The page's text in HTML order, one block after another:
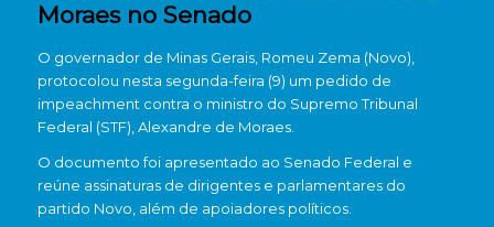
Moraes no Senado
O governador de Minas Gerais, Romeu Zema (Novo),
protocolou nesta segunda-feira (9) um pedido de
impeachment contra o ministro do Supremo Tribunal
Federal (STF), Alexandre de Moraes.
O documento foi apresentado ao Senado Federal e
reúne assinaturas de dirigentes e parlamentares do
partido Novo, além de apoiadores políticos.